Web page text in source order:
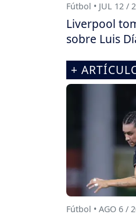
Fútbol • JUL 12 /
Liverpool
sobre Luis
+
Fútbol • AGO 6 /